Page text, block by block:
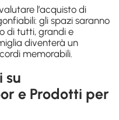
l’acquisto di
: gli spazi saranno
di tutti, grandi e
diventerà un
memorabili.
su
e Prodotti per